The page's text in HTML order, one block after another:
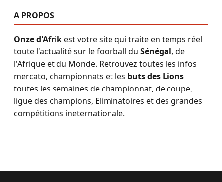
A PROPOS
Onze d'Afrikest votre site qui traite en temps réel
toute l'actualité sur le foorball du Sénégal, de
l'Afrique et du Monde. Retrouvez toutes les infos
mercato, championnats et les buts des Lions
toutes les semaines de championnat, de coupe,
ligue des champions, Eliminatoires et des grandes
compétitions ineternationale.